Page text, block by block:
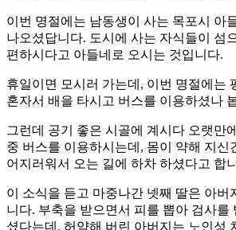
이번 명절에는 남동생이 사는 목포시 아
나오셨답니다. 도시에 사는 자식들이 섬
편하시다고 아들네로 오시는 것입니다.
휴일이면 모시러 가는데, 이번 명절에는
혼자서 배을 타시고 버스를 이용하셨나
그런데 공기 좋은 시골에 계시다 오랫만
중 버스를 이용하시는데, 몸이 약해 지신
어지러워서 오는 길에 하차 하셨다고 합
이 소식을 듣고 마중나간 넷째 딸은 아버
니다. 부축을 받으면서 피를 뽑아 검사를
셨다는데. 허약해 버린 아버지는 노인성